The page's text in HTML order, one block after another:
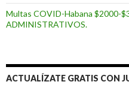
Multas COVID-Habana $2000-
ADMINISTRATIVOS.
ACTUALÍZATE GRATIS CON